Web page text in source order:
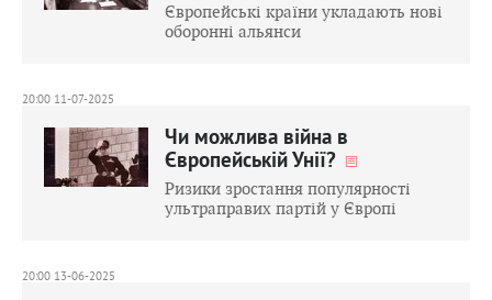
Європейські країни укладають нові
оборонні альянси
20:00 11-07-2025
Чи можлива війна в
Європейській Унії?
Ризики зростання популярності
ультраправих партій у Європі
20:00 13-06-2025